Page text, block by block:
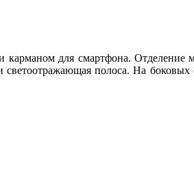
для смартфона. Отделение
полоса. На боковых